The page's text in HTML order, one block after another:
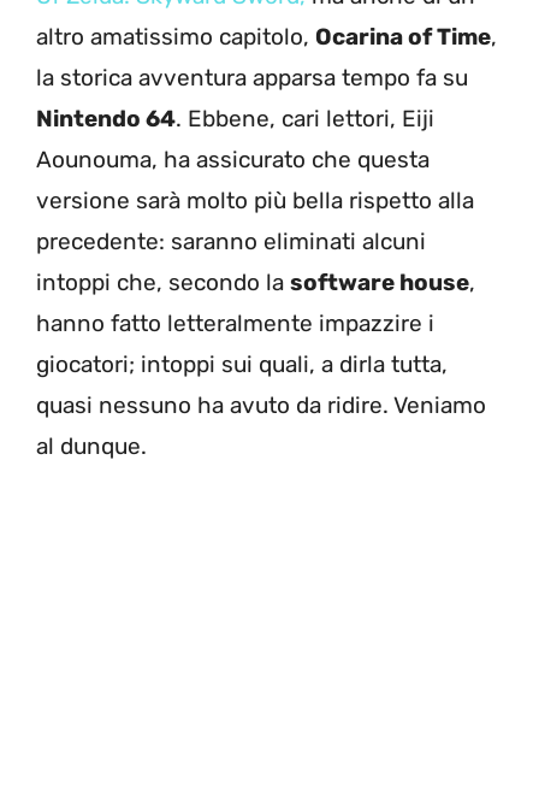
altro amatissimo capitolo, Ocarina of Time,
la storica avventura apparsa tempo fa su
Nintendo 64. Ebbene, cari lettori, Eiji
Aounouma, ha assicurato che questa
versione sarà molto più bella rispetto alla
precedente: saranno eliminati alcuni
intoppi che, secondo la software house,
hanno fatto letteralmente impazzire i
giocatori; intoppi sui quali, a dirla tutta,
quasi nessuno ha avuto da ridire. Veniamo
al dunque.